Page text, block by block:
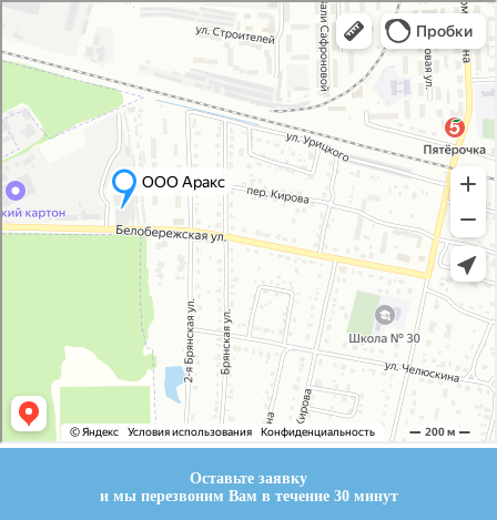
Оставьте заявку
и мы перезвоним Вам в течение 30 минут